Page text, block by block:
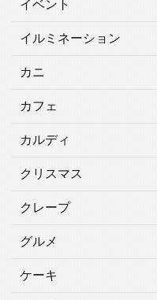
イベント
イルミネーション
カニ
カフェ
カルディ
クリスマス
クレープ
グルメ
ケーキ